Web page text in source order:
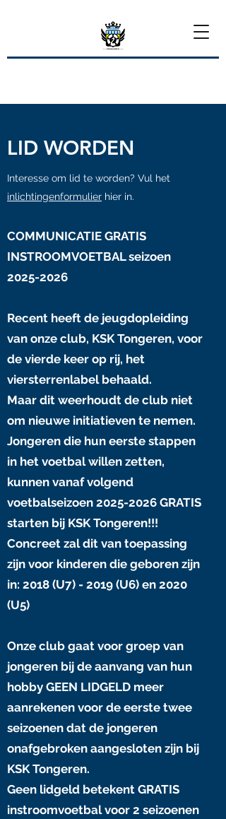
LID WORDEN
Interesse om lid te worden? Vul het
inlichtingenformulier hier in.
COMMUNICATIE GRATIS
INSTROOMVOETBAL seizoen
2025-2026
Recent heeft de jeugdopleiding
van onze club, KSK Tongeren, voor
de vierde keer op rij, het
viersterrenlabel behaald.
Maar dit weerhoudt de club niet
om nieuwe initiatieven te nemen.
Jongeren die hun eerste stappen
in het voetbal willen zetten,
kunnen vanaf volgend
voetbalseizoen 2025-2026 GRATIS
starten bij KSK Tongeren!!!
Concreet zal dit van toepassing
zijn voor kinderen die geboren zijn
in: 2018 (U7) - 2019 (U6) en 2020
(U5)
Onze club gaat voor groep van
jongeren bij de aanvang van hun
hobby GEEN LIDGELD meer
aanrekenen voor de eerste twee
seizoenen dat de jongeren
onafgebroken aangesloten zijn bij
KSK Tongeren.
Geen lidgeld betekent GRATIS
instroomvoetbal voor 2 seizoenen